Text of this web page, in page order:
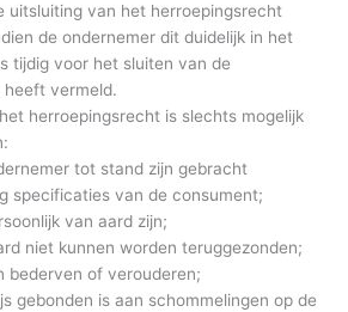
uitsluiting van het herroepingsrecht
de ondernemer dit duidelijk in het
tijdig voor het sluiten van de
vermeld.
herroepingsrecht is slechts mogelijk
tot stand zijn gebracht
specificaties van de consument;
van aard zijn;
niet kunnen worden teruggezonden;
bederven of verouderen;
gebonden is aan schommelingen op de